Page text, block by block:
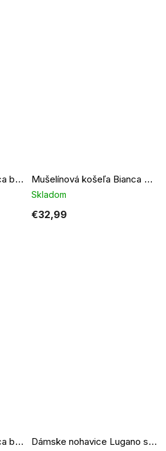
Mušelínová košeľa Bianca barbie pink
Mušelínová košeľa Bianca mint
Skladom
€32,99
Mušelínová košeľa Bianca béžová
Dámske nohavice Lugano svetlo béžové